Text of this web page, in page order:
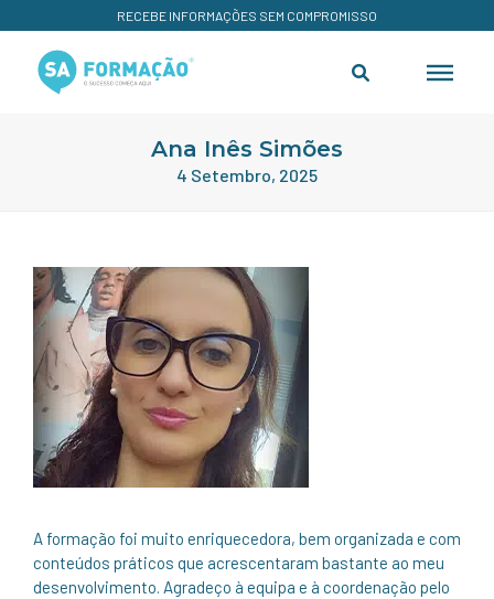
RECEBE INFORMAÇÕES SEM COMPROMISSO
Ana Inês Simões
4 Setembro, 2025
A formação foi muito enriquecedora, bem organizada e com
conteúdos práticos que acrescentaram bastante ao meu
desenvolvimento. Agradeço à equipa e à coordenação pelo